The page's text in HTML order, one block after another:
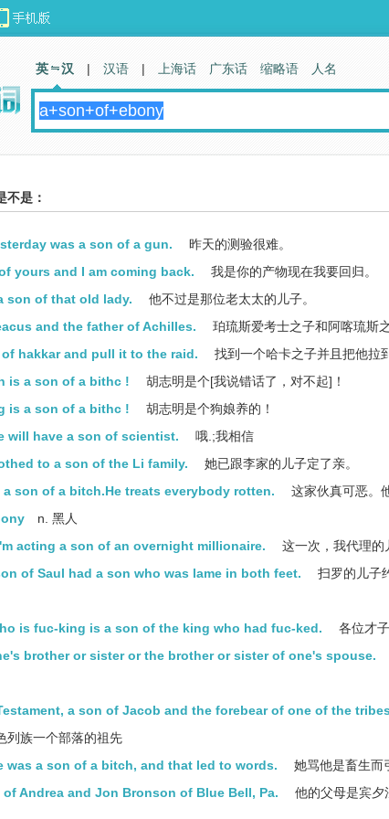
不是：
was a son of a gun.
昨天的测验很难。
yours and I am coming back.
我是你的产物现在我要回归。
son of that old lady.
他不过是那位老太太的儿子。
and the father of Achilles.
珀琉斯爱考士之子和阿喀琉斯
of hakkar and pull it to the raid.
找到一个哈卡之子并且把他拉
is a son of a bithc !
胡志明是个[我说错话了，对不起]！
is a son of a bithc !
胡志明是个狗娘养的！
will have a son of scientist.
哦.;我相信
to a son of the Li family.
她已跟李家的儿子定了亲。
son of a bitch.He treats everybody rotten.
这家伙真可恶。
n. 黑人
acting a son of an overnight millionaire.
这一次，我代理的
of Saul had a son who was lame in both feet.
扫罗的儿子
is fuc-king is a son of the king who had fuc-ked.
各位才
brother or sister or the brother or sister of one's spouse.
a son of Jacob and the forebear of one of the
列族一个部落的祖先
was a son of a bitch, and that led to words.
她骂他是畜生而
of Andrea and Jon Bronson of Blue Bell, Pa.
他的父母是宾夕
英 汉 | 汉语 | 上海话 广东话 缩略语 人名